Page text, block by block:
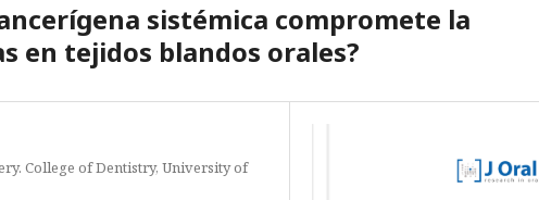
sistémica compromete la
en tejidos blandos orales?
College of Dentistry, University of